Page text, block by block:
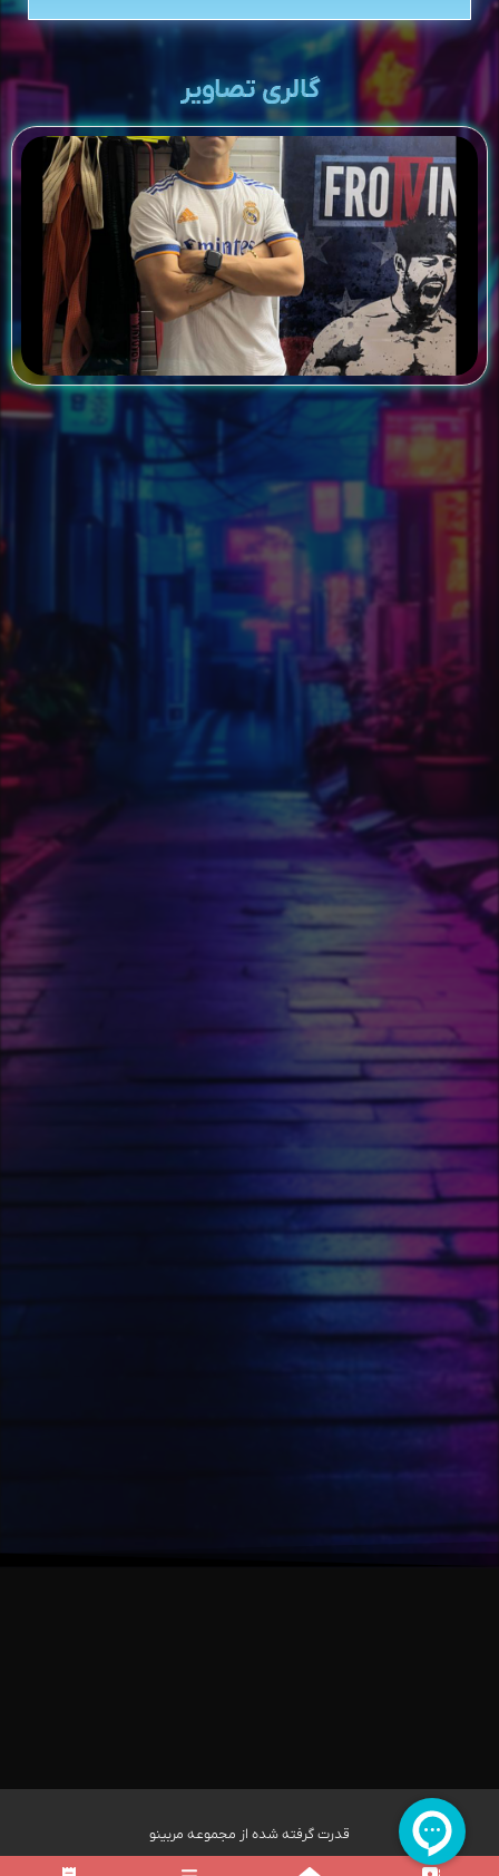
گالری تصاویر
قدرت گرفته شده از مجموعه مربینو